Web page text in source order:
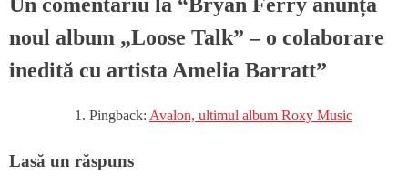
Un comentariu la “Bryan Ferry anunță
noul album „Loose Talk” – o colaborare
inedită cu artista Amelia Barratt”
Pingback: Avalon, ultimul album Roxy Music
Lasă un răspuns